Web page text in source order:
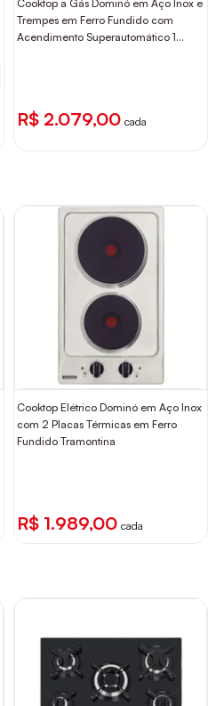
Cooktop a Gás Dominó em Aço Inox e
Trempes em Ferro Fundido com
Acendimento Superautomático 1
R$ 2.079,00 cada
Cooktop Elétrico Dominó em Aço Inox
com 2 Placas Térmicas em Ferro
Fundido Tramontina
R$ 1.989,00 cada